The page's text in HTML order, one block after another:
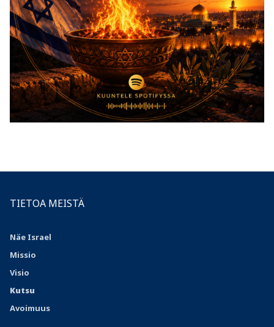
TIETOA MEISTÄ
Näe Israel
Missio
Visio
Kutsu
Avoimuus